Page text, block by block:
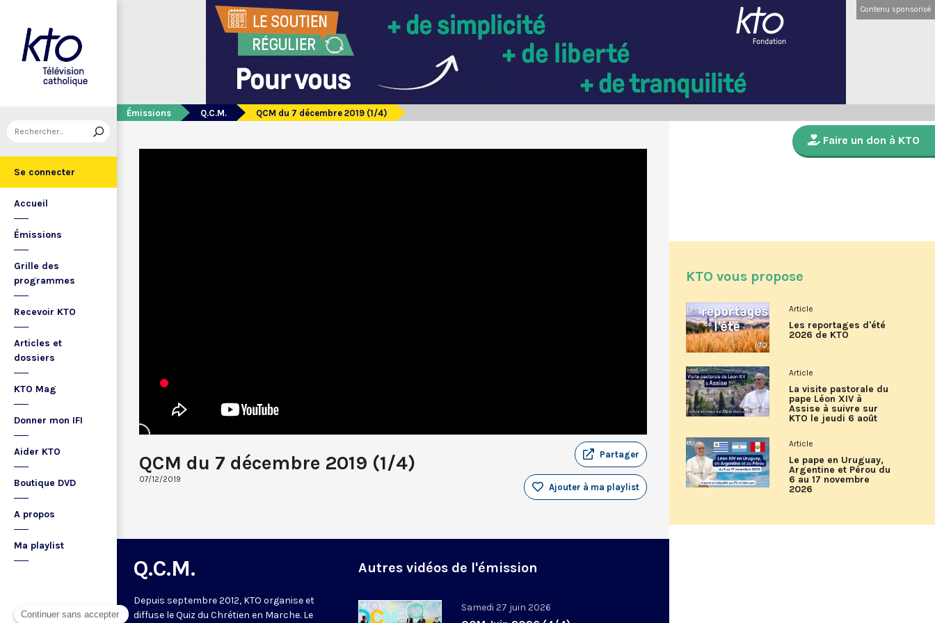
Se connecter
Accueil
Émissions
Grille des
programmes
Recevoir KTO
Articles et
dossiers
KTO Mag
Donner mon IFI
Aider KTO
Boutique DVD
A propos
Ma playlist
Contenu sponsorisé
Émissions Q.C.M. QCM du 7 décembre 2019 (1/4)
QCM du 7 décembre 2019 (1/4)
07/12/2019
Partager
Ajouter à ma playlist
Q.C.M.
Depuis septembre 2012, KTO organise et
diffuse le Quiz du Chrétien en Marche. Le
Autres vidéos de l'émission
Samedi 27 juin 2026
Faire un don à KTO
KTO vous propose
Article
Les reportages d'été
2026 de KTO
Article
La visite pastorale du
pape Léon XIV à
Assise à suivre sur
KTO le jeudi 6 août
Article
Le pape en Uruguay,
Argentine et Pérou du
6 au 17 novembre
2026